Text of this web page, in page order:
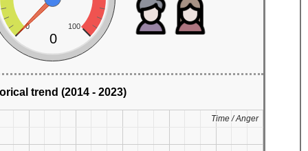
0 100
0
trend (2014 - 2023)
Time / Anger
Time / Anger